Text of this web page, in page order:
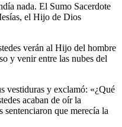
nada. El Sumo Sacerdote
el Hijo de Dios
verán al Hijo del hombre
y venir entre las nubes del
vestiduras y exclamó: «¿Qué
acaban de oír la
sentenciaron que merecía la